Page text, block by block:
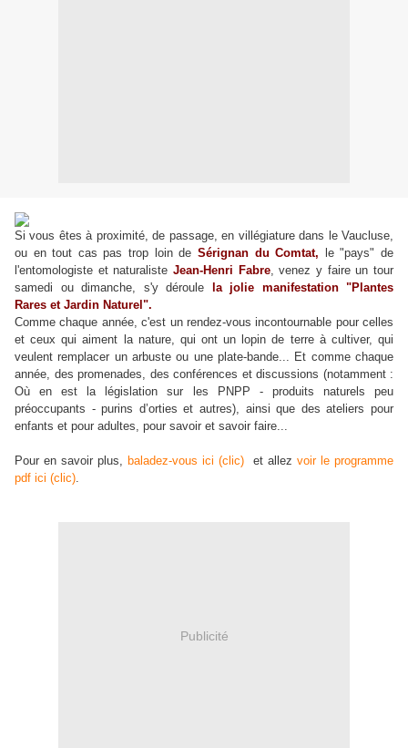
Si vous êtes à proximité, de passage, en villégiature dans le Vaucluse,
ou en tout cas pas trop loin de Sérignan du Comtat, le "pays" de
l'entomologiste et naturaliste Jean-Henri Fabre, venez y faire un tour
samedi ou dimanche, s'y déroule
la jolie manifestation "Plantes
Rares et Jardin Naturel".
Comme chaque année, c'est un rendez-vous incontournable pour celles
et ceux qui aiment la nature, qui ont un lopin de terre à cultiver, qui
veulent remplacer un arbuste ou une plate-bande... Et comme chaque
année, des promenades, des conférences et discussions (notamment :
Où en est la législation sur les PNPP - produits naturels peu
préoccupants - purins d’orties et autres), ainsi que des ateliers pour
enfants et pour adultes, pour savoir et savoir faire...
Pour en savoir plus, baladez-vous ici (clic) et allez voir le programme
pdf ici (clic).
Publicité